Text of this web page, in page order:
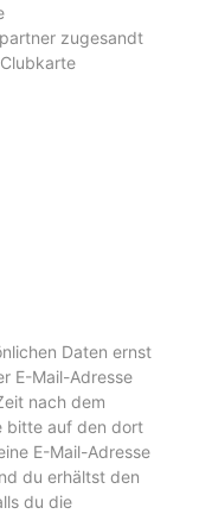
zugesandt
Daten ernst
E-Mail-Adresse
nach dem
bitte auf den dort
E-Mail-Adresse
du erhältst den
du die